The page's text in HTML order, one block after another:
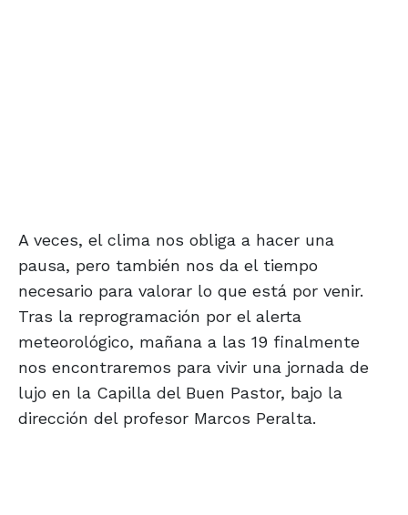
A veces, el clima nos obliga a hacer una
pausa, pero también nos da el tiempo
necesario para valorar lo que está por venir.
Tras la reprogramación por el alerta
meteorológico, mañana a las 19 finalmente
nos encontraremos para vivir una jornada de
lujo en la Capilla del Buen Pastor, bajo la
dirección del profesor Marcos Peralta.